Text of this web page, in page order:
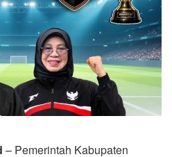
– Pemerintah Kabupaten